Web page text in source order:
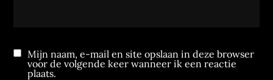
Mijn naam, e-mail en site opslaan in deze browser
voor de volgende keer wanneer ik een reactie
plaats.